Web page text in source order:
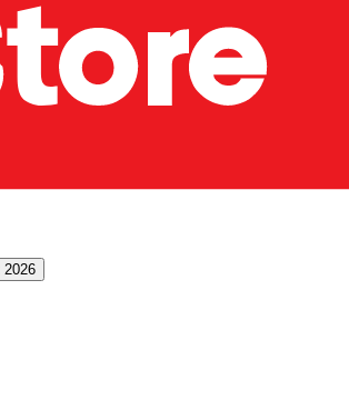
2026